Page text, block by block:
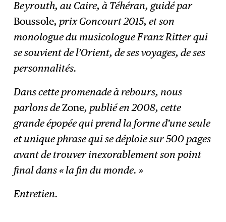
Beyrouth, au Caire, à Téhéran, guidé par
Boussole, prix Goncourt 2015, et son
monologue du musicologue Franz Ritter qui
se souvient de l’Orient, de ses voyages, de ses
personnalités.
Dans cette promenade à rebours, nous
parlons deZone, publié en 2008, cette
grande épopée qui prend la forme d’une seule
et unique phrase qui se déploie sur 500 pages
avant de trouver inexorablement son point
final dans « la fin du monde. »
Entretien.